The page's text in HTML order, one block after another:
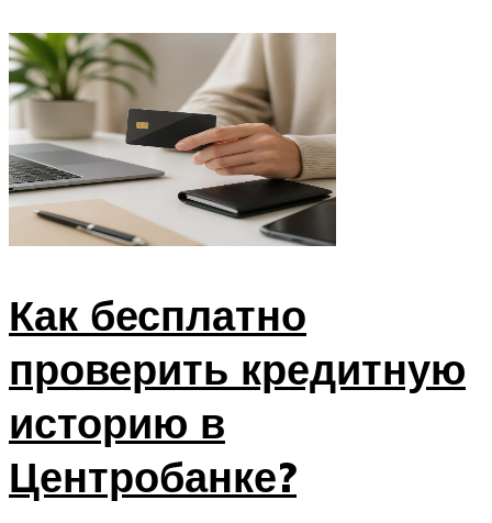
Как бесплатно
проверить кредитную
историю в
Центробанке?